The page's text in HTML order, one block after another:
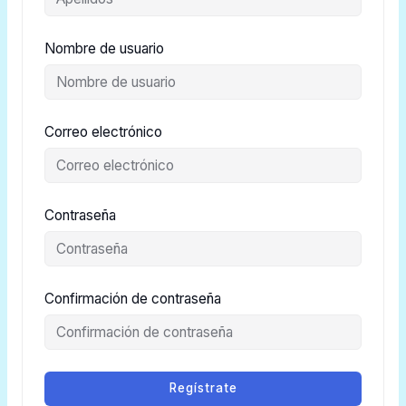
Nombre de usuario
Correo electrónico
Contraseña
Confirmación de contraseña
Regístrate